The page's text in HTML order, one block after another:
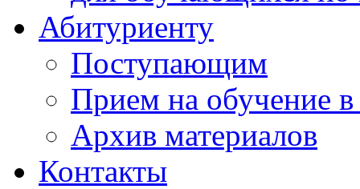
Абитуриенту
Поступающим
Прием на обучение в
Архив материалов
Контакты